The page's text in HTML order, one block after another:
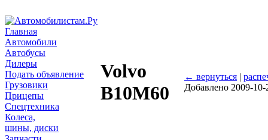
Главная
Автомобили
Автобусы
Дилеры
Подать объявление
Грузовики
Прицепы
Спецтехника
Колеса,
шины, диски
Volvo
В10М60
← вернуться |
Добавлено 2009-10-